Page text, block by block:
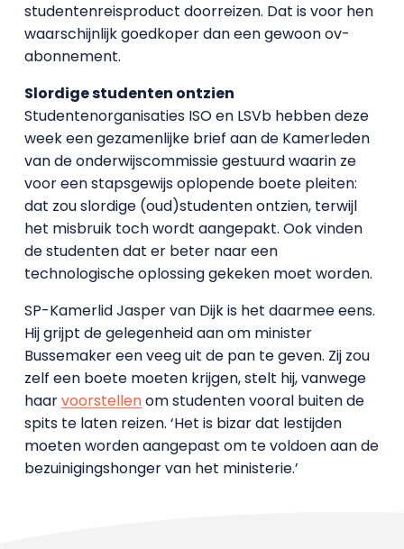
studentenreisproduct doorreizen. Dat is voor hen
waarschijnlijk goedkoper dan een gewoon ov-
abonnement.
Slordige studenten ontzien
Studentenorganisaties ISO en LSVb hebben deze
week een gezamenlijke brief aan de Kamerleden
van de onderwijscommissie gestuurd waarin ze
voor een stapsgewijs oplopende boete pleiten:
dat zou slordige (oud)studenten ontzien, terwijl
het misbruik toch wordt aangepakt. Ook vinden
de studenten dat er beter naar een
technologische oplossing gekeken moet worden.
SP-Kamerlid Jasper van Dijk is het daarmee eens.
Hij grijpt de gelegenheid aan om minister
Bussemaker een veeg uit de pan te geven. Zij zou
zelf een boete moeten krijgen, stelt hij, vanwege
haarvoorstellenom studenten vooral buiten de
spits te laten reizen. ‘Het is bizar dat lestijden
moeten worden aangepast om te voldoen aan de
bezuinigingshonger van het ministerie.’